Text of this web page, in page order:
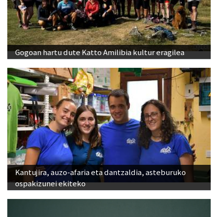
Gogoan hartu dute Katto Amilibia kultur eragilea
Kantujira, auzo-afaria eta dantzaldia, asteburuko
ospakizunei ekiteko